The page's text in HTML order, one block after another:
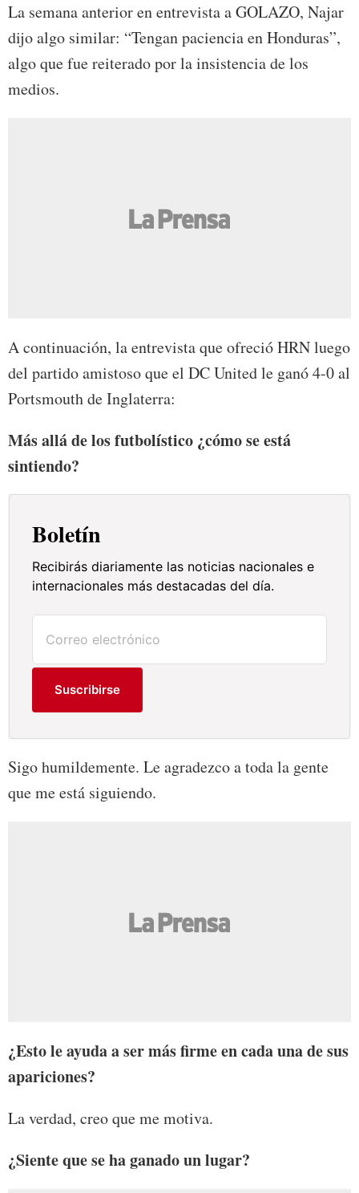
La semana anterior en entrevista a GOLAZO, Najar
dijo algo similar: “Tengan paciencia en Honduras”,
algo que fue reiterado por la insistencia de los
medios.
A continuación, la entrevista que ofreció HRN luego
del partido amistoso que el DC United le ganó 4-0 al
Portsmouth de Inglaterra:
Más allá de los futbolístico ¿cómo se está
sintiendo?
Boletín
Recibirás diariamente las noticias nacionales e
internacionales más destacadas del día.
Suscribirse
Sigo humildemente. Le agradezco a toda la gente
que me está siguiendo.
¿Esto le ayuda a ser más firme en cada una de sus
apariciones?
La verdad, creo que me motiva.
¿Siente que se ha ganado un lugar?